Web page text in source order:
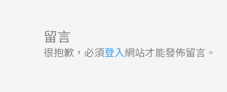
留言
很抱歉，必須登入網站才能發佈留言。